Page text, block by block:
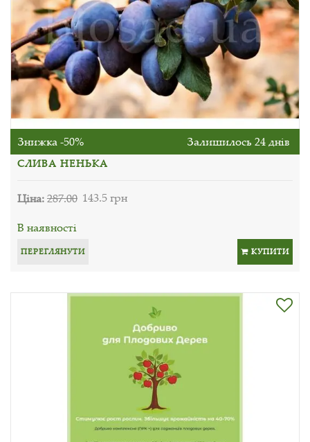
Знижка -50% Залишилось 24 днів
СЛИВА НЕНЬКА
Ціна:287.00 143.5 грн
В наявності
ПЕРЕГЛЯНУТИ КУПИТИ